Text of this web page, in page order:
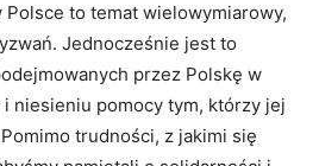
to temat wielowymiarowy,
Jednocześnie jest to
przez Polskę w
niesieniu pomocy tym, którzy jej
trudności, z jakimi się